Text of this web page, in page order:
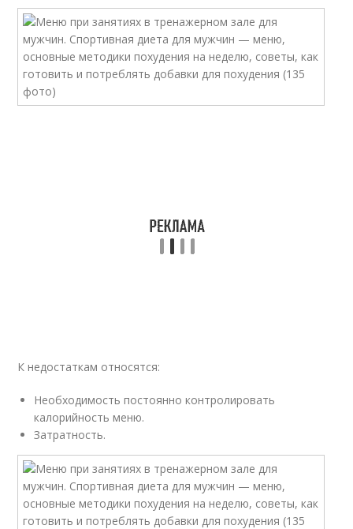
К недостаткам относятся:
Необходимость постоянно контролировать
калорийность меню.
Затратность.